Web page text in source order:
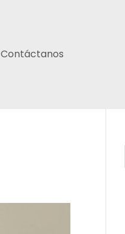
Contáctanos